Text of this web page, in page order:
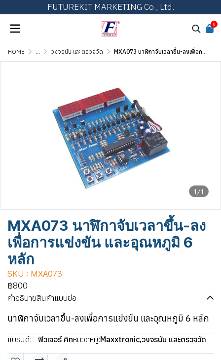
FUTUREKIT MARKETING Co., Ltd.
0
HOME ... วงจรนับ และตรวจวัด MXA073 นาฬิกาจับเวลาขึ้น-ลงเพื่อการแข่งขัน และอุณหภูมิ 6 หลัก
1/1
MXA073 นาฬิกาจับเวลาขึ้น-ลง
เพื่อการแข่งขัน และอุณหภูมิ 6
หลัก
SKU : MXA073
฿800
คำอธิบายสินค้าแบบย่อ
นาฬิกาจับเวลาขึ้น-ลงเพื่อการแข่งขัน และอุณหภูมิ 6 หลัก
แบรนด์: ฟิวเจอร์ คิทหมวดหมู่:Maxxtronic,วงจรนับ และตรวจวัด